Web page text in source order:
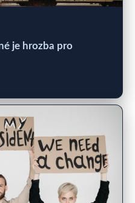
je hrozba pro